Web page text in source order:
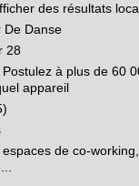
des résultats
De Danse
28
à plus de 60
appareil
de co-